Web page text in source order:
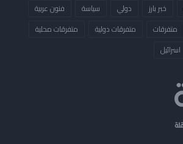
خبر بارز دولي سياسة
فنون عربية
متفرقات متفرقات دولية
متفرقات محلية
​اسرائيل